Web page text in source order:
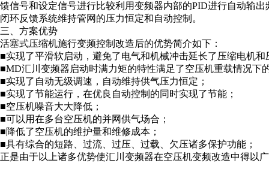
馈信号和设定信号进行比较利用变频器内部的PID进行自动输
闭环反馈系统维持管网的压力恒定和自动控制。
三、方案优势
活塞式压缩机施行变频控制改造后的优势简介如下：
■实现了平滑软启动，避免了电气和机械冲击延长了压缩电机
■MD汇川变频器启动时满力矩的特性满足了空压机重载情况下
■实现了自动无级调速，自动维持供气压力恒定；
■实现了节能运行，在优良自动控制的同时实现了节能；
■空压机噪音大大降低；
■可以用在多台空压机的并网供气场合；
■降低了空压机的维护量和维修成本；
■具有综合的短路、过流、过压、过载、欠压诸多保护功能；
正是由于以上诸多优势使汇川变频器在空压机变频改造中得以